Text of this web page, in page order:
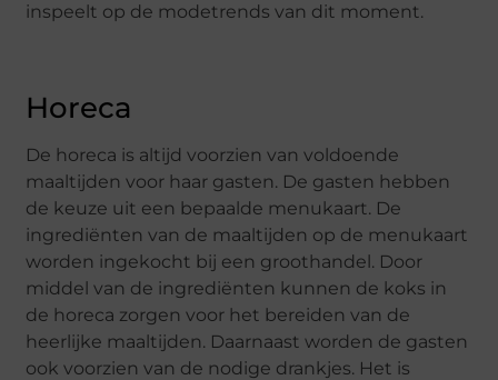
inspeelt op de modetrends van dit moment.
Horeca
De horeca is altijd voorzien van voldoende
maaltijden voor haar gasten. De gasten hebben
de keuze uit een bepaalde menukaart. De
ingrediënten van de maaltijden op de menukaart
worden ingekocht bij een groothandel. Door
middel van de ingrediënten kunnen de koks in
de horeca zorgen voor het bereiden van de
heerlijke maaltijden. Daarnaast worden de gasten
ook voorzien van de nodige drankjes. Het is